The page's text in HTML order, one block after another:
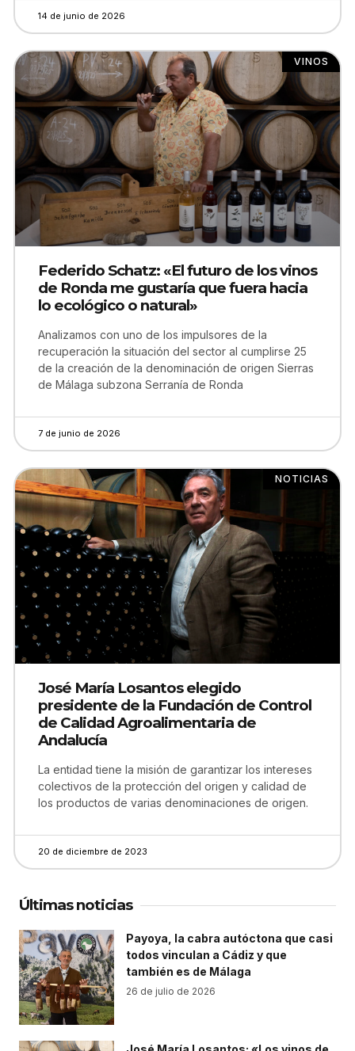
14 de junio de 2026
VINOS
Federido Schatz: «El futuro de los vinos
de Ronda me gustaría que fuera hacia
lo ecológico o natural»
Analizamos con uno de los impulsores de la
recuperación la situación del sector al cumplirse 25
de la creación de la denominación de origen Sierras
de Málaga subzona Serranía de Ronda
7 de junio de 2026
NOTICIAS
José María Losantos elegido
presidente de la Fundación de Control
de Calidad Agroalimentaria de
Andalucía
La entidad tiene la misión de garantizar los intereses
colectivos de la protección del origen y calidad de
los productos de varias denominaciones de origen.
20 de diciembre de 2023
Últimas noticias
Payoya, la cabra autóctona que casi
todos vinculan a Cádiz y que
también es de Málaga
26 de julio de 2026